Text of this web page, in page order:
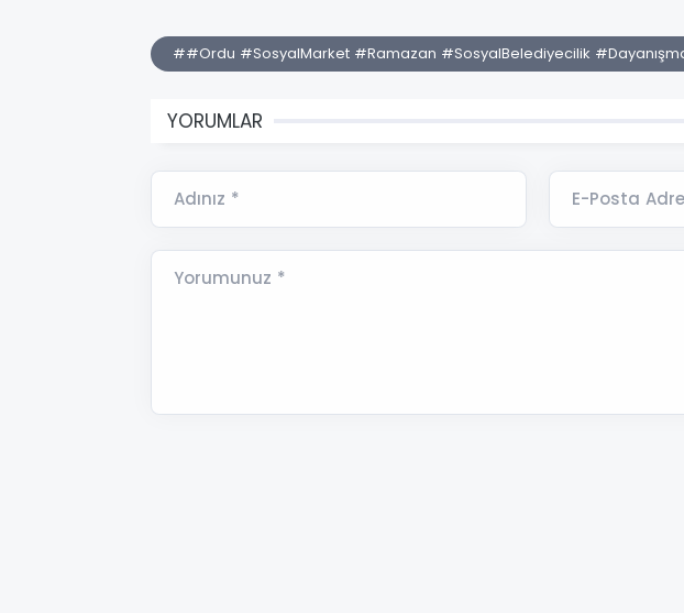
##Ordu #SosyalMarket #Ramazan #SosyalBelediyecilik
YORUMLAR
Adınız * E-Posta
Yorumunuz *